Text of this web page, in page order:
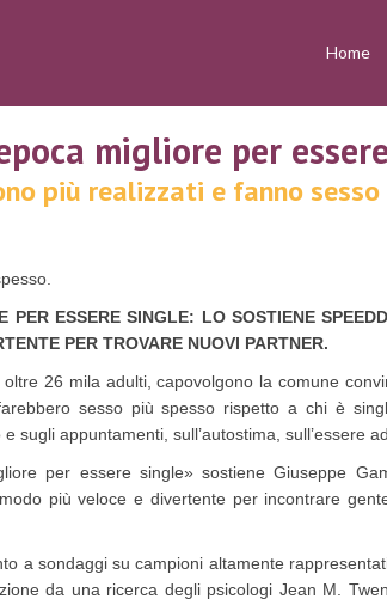
Home
migliore per
più realizzati e fanno
PER ESSERE SINGLE: LO SOSTIENE
PER TROVARE NUOVI PARTNER.
26 mila adulti, capovolgono la comune
sesso più spesso rispetto a chi è
sugli appuntamenti, sull’autostima, sull’essere
per essere single» sostiene Giuseppe
più veloce e divertente per incontrare
a sondaggi su campioni altamente
da una ricerca degli psicologi Jean M.